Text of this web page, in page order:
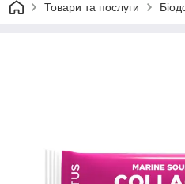
Товари та послуги